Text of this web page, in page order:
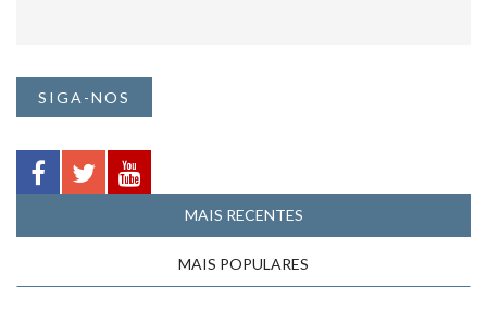
SIGA-NOS
MAIS RECENTES
MAIS POPULARES